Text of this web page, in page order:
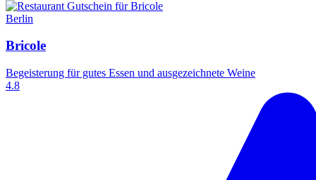
Berlin
Bricole
Begeisterung für gutes Essen und ausgezeichnete Weine
4.8